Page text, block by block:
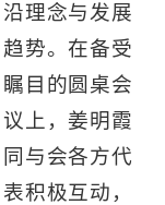
沿理念与发展
趋势。在备受
瞩目的圆桌会
议上，姜明霞
同与会各方代
表积极互动，